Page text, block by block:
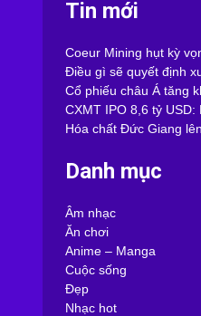
Tin mới
Coeur Mining hụt kỳ
Điều gì sẽ quyết định
Cổ phiếu châu Á tăng
CXMT IPO 8,6 tỷ
Hóa chất Đức Giang
Danh mục
Âm nhạc
Ăn chơi
Anime – Manga
Cuộc sống
Đẹp
Nhạc hot